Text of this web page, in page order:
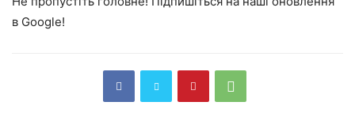
в Google!